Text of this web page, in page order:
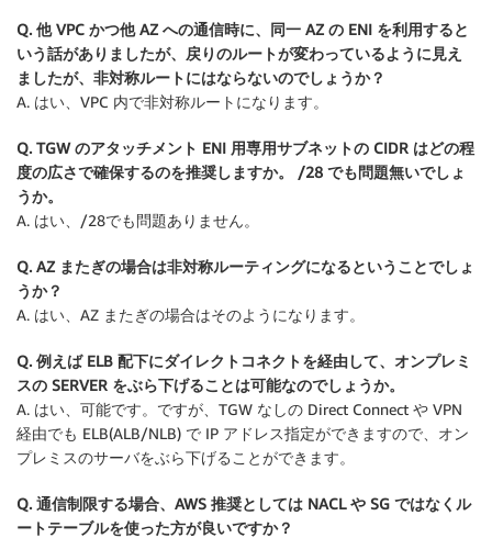
Q. 他 VPC かつ他 AZ への通信時に、同一 AZ の ENI を利用すると
いう話がありましたが、戻りのルートが変わっているように見え
ましたが、非対称ルートにはならないのでしょうか？
A. はい、VPC 内で非対称ルートになります。
Q. TGW のアタッチメント ENI 用専用サブネットの CIDR はどの程
度の広さで確保するのを推奨しますか。 /28 でも問題無いでしょ
うか。
A. はい、/28でも問題ありません。
Q. AZ またぎの場合は非対称ルーティングになるということでしょ
うか？
A. はい、AZ またぎの場合はそのようになります。
Q. 例えば ELB 配下にダイレクトコネクトを経由して、オンプレミ
スの SERVER をぶら下げることは可能なのでしょうか。
A. はい、可能です。ですが、TGW なしの Direct Connect や VPN
経由でも ELB(ALB/NLB) で IP アドレス指定ができますので、オン
プレミスのサーバをぶら下げることができます。
Q. 通信制限する場合、AWS 推奨としては NACL や SG ではなくル
ートテーブルを使った方が良いですか？